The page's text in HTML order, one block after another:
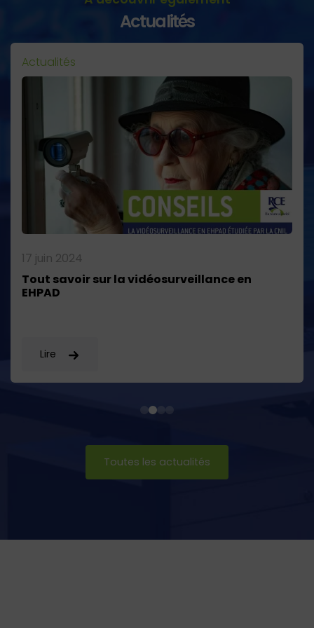
Actualités
Actualités
17 juin 2024
Tout savoir sur la vidéosurveillance en
EHPAD
Lire
Toutes les actualités